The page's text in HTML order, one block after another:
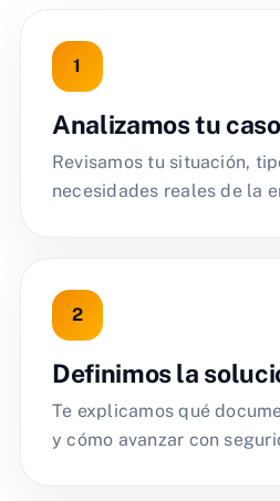
Analizamos tu caso
Revisamos tu situación,
necesidades reales de la
Definimos la
Te explicamos qué
y cómo avanzar con